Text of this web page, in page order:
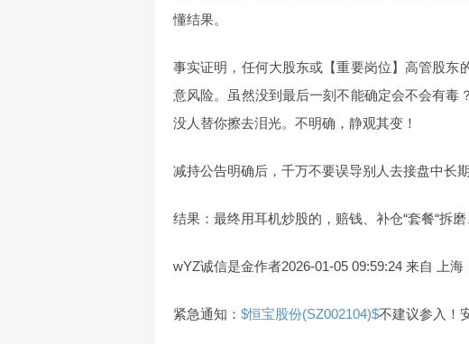
懂结果。
事实证明，任何大股东或【重要岗位】高管股东
意风险。虽然没到最后一刻不能确定会不会有毒
没人替你擦去泪光。不明确，静观其变！
减持公告明确后，千万不要误导别人去接盘中长
结果：最终用耳机炒股的，赔钱、补仓“套餐“拆磨
wYZ诚信是金作者2026-01-05 09:59:24 来自 上海
紧急通知： $恒宝股份(SZ002104)$不建议参入！